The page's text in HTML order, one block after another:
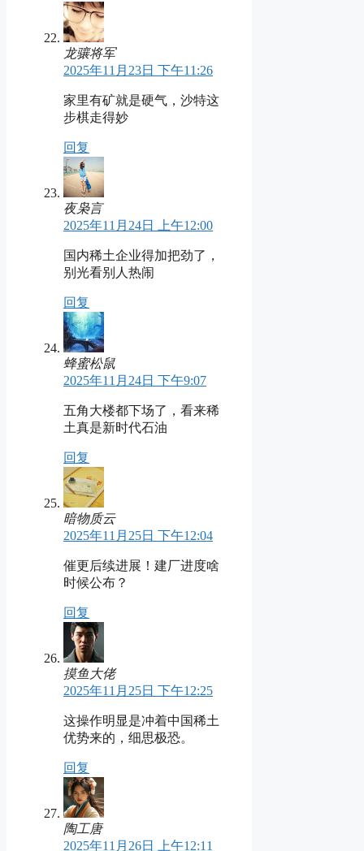
龙骧将军
2025年11月23日 下午11:26
家里有矿就是硬气，沙特这
步棋走得妙
回复
夜枭言
2025年11月24日 上午12:00
国内稀土企业得加把劲了，
别光看别人热闹
回复
蜂蜜松鼠
2025年11月24日 下午9:07
五角大楼都下场了，看来稀
土真是新时代石油
回复
暗物质云
2025年11月25日 下午12:04
催更后续进展！建厂进度啥
时候公布？
回复
摸鱼大佬
2025年11月25日 下午12:25
这操作明显是冲着中国稀土
优势来的，细思极恐。
回复
陶工唐
2025年11月26日 上午12:11